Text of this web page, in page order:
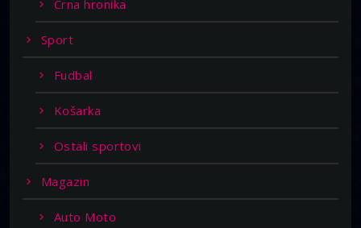
Crna hronika
Sport
Fudbal
Košarka
Ostali sportovi
Magazin
Auto Moto